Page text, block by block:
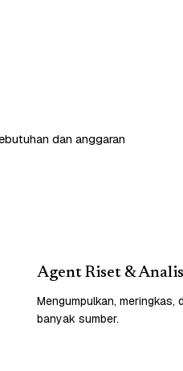
dan anggaran
Agent Riset &
Mengumpulkan, meringkas,
banyak sumber.